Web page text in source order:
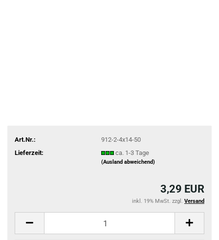
Art.Nr.:
912-2-4x14-50
Lieferzeit:
ca. 1-3 Tage
(Ausland abweichend)
3,29 EUR
inkl. 19% MwSt. zzgl. Versand